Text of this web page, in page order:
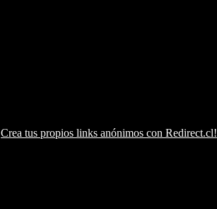
Crea tus propios links anónimos con Redirect.cl!